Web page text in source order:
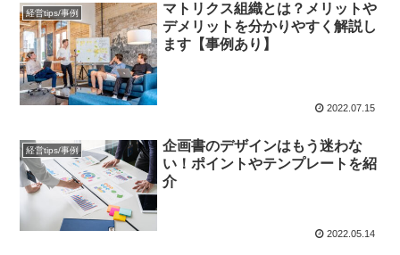
経営tips/事例
マトリクス組織とは？メリットや
デメリットを分かりやすく解説し
ます【事例あり】
2022.07.15
経営tips/事例
企画書のデザインはもう迷わな
い！ポイントやテンプレートを紹
介
2022.05.14